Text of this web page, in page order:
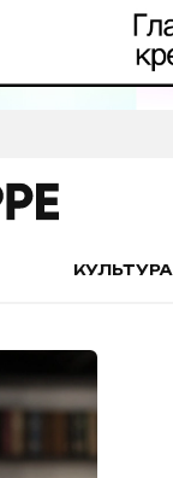
КУЛЬТУРА